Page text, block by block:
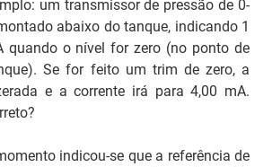
um transmissor de pressão de 0-
abaixo do tanque, indicando 1
quando o nível for zero (no ponto de
Se for feito um trim de zero, a
e a corrente irá para 4,00 mA.
indicou-se que a referência de